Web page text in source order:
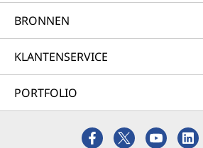
BRONNEN
KLANTENSERVICE
PORTFOLIO